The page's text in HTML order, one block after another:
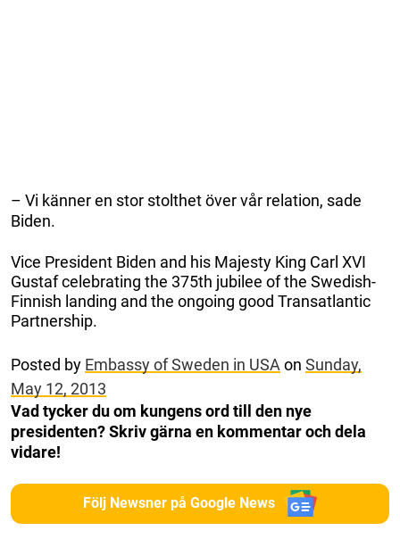
– Vi känner en stor stolthet över vår relation, sade
Biden.
Vice President Biden and his Majesty King Carl XVI
Gustaf celebrating the 375th jubilee of the Swedish-
Finnish landing and the ongoing good Transatlantic
Partnership.
Posted by Embassy of Sweden in USA on Sunday,
May 12, 2013
Vad tycker du om kungens ord till den nye
presidenten? Skriv gärna en kommentar och dela
vidare!
Följ Newsner på Google News